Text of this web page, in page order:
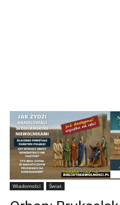
Wiadomości Świat